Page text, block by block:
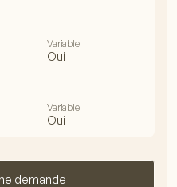
Variable
Oui
Variable
Oui
demande